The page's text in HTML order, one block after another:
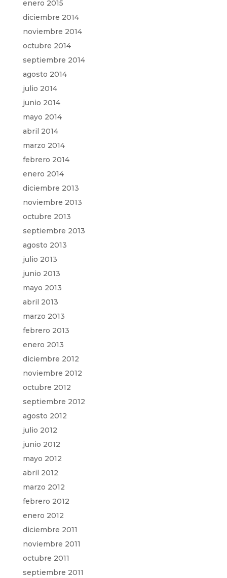
enero 2015
diciembre 2014
noviembre 2014
octubre 2014
septiembre 2014
agosto 2014
julio 2014
junio 2014
mayo 2014
abril 2014
marzo 2014
febrero 2014
enero 2014
diciembre 2013
noviembre 2013
octubre 2013
septiembre 2013
agosto 2013
julio 2013
junio 2013
mayo 2013
abril 2013
marzo 2013
febrero 2013
enero 2013
diciembre 2012
noviembre 2012
octubre 2012
septiembre 2012
agosto 2012
julio 2012
junio 2012
mayo 2012
abril 2012
marzo 2012
febrero 2012
enero 2012
diciembre 2011
noviembre 2011
octubre 2011
septiembre 2011